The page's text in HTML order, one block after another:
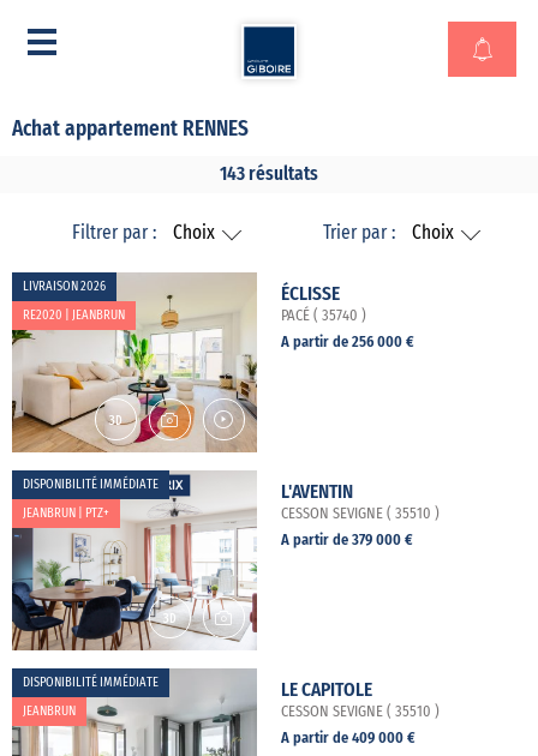
Achat appartement RENNES
143 résultats
Filtrer par : Choix Trier par : Choix
LIVRAISON 2026
RE2020 | JEANBRUN
ÉCLISSE
PACÉ ( 35740 )
A partir de 256 000 €
DISPONIBILITÉ IMMÉDIATE
JEANBRUN | PTZ+
L'AVENTIN
CESSON SEVIGNE ( 35510 )
A partir de 379 000 €
DISPONIBILITÉ IMMÉDIATE
JEANBRUN
LE CAPITOLE
CESSON SEVIGNE ( 35510 )
A partir de 409 000 €